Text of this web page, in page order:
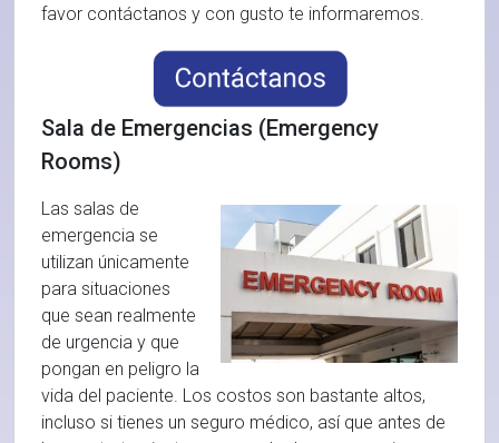
favor contáctanos y con gusto te informaremos.
Sala de Emergencias (Emergency
Rooms)
Las salas de
emergencia se
utilizan únicamente
para situaciones
que sean realmente
de urgencia y que
pongan en peligro la
vida del paciente. Los costos son bastante altos,
incluso si tienes un seguro médico, así que antes de